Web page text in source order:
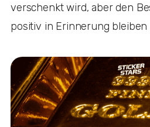
verschenkt wird, aber den
positiv in Erinnerung bleiben